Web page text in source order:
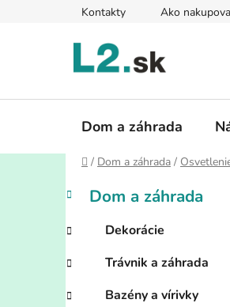
Kontakty Ako
Dom a záhrada
Domov
/ Dom a záhrada /
B
č
ý
p
Preskočiť
kategórie
K
a
e
g
ó
r
Dom a záhrada
Dekorácie
Trávnik a záhrada
Bazény a vírivky